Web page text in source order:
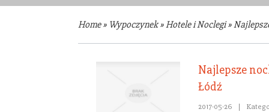
Home» Wypoczynek»Hotele i Noclegi»
Najlepsze
Łódź
2017-05-26 |